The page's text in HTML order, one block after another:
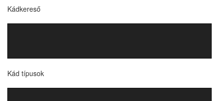
Kádkereső
Kád típusok